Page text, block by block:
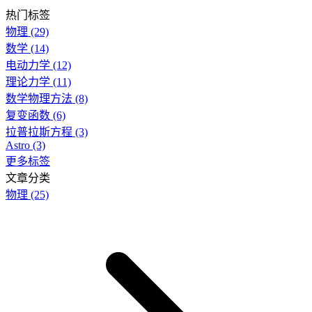
热门标签
物理 (29)
数学 (14)
电动力学 (12)
理论力学 (11)
数学物理方法 (8)
复变函数 (6)
拉普拉斯方程 (3)
Astro (3)
更多标签
文章分类
物理 (25)